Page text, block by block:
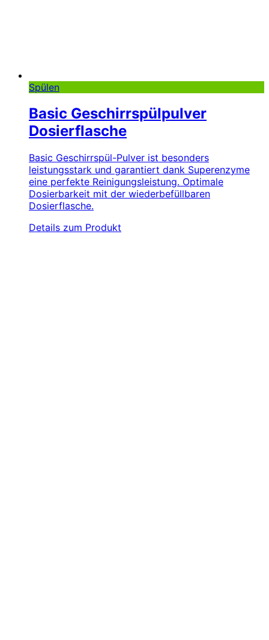
Spülen
Basic Geschirrspülpulver
Dosierflasche
Basic Geschirrspül-Pulver ist besonders
leistungsstark und garantiert dank Superenzyme
eine perfekte Reinigungsleistung. Optimale
Dosierbarkeit mit der wiederbefüllbaren
Dosierflasche.
Details zum Produkt